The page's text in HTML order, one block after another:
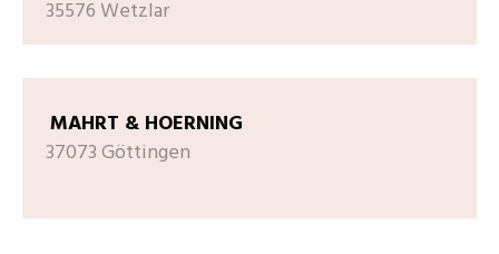
35576 Wetzlar
MAHRT & HOERNING
37073 Göttingen